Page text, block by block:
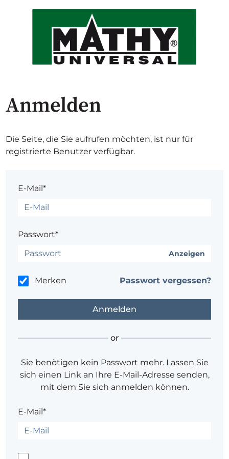
Anmelden
Die Seite, die Sie aufrufen möchten, ist nur für
registrierte Benutzer verfügbar.
E-Mail*
Passwort*
Anzeigen
Merken Passwort vergessen?
or
Sie benötigen kein Passwort mehr. Lassen Sie
sich einen Link an Ihre E-Mail-Adresse senden,
mit dem Sie sich anmelden können.
E-Mail*